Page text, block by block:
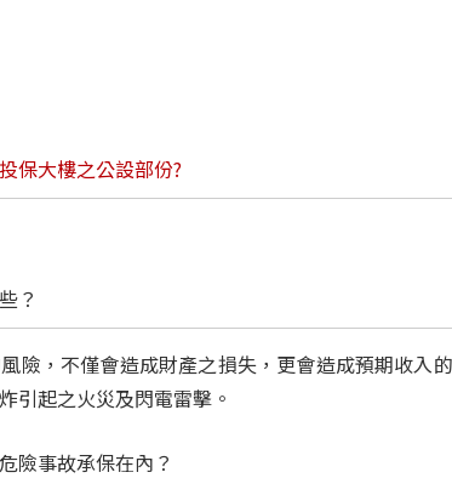
保大樓之公設部份?
？
險，不僅會造成財產之損失，更會造成預期收
引起之火災及閃電雷擊。
險事故承保在內？